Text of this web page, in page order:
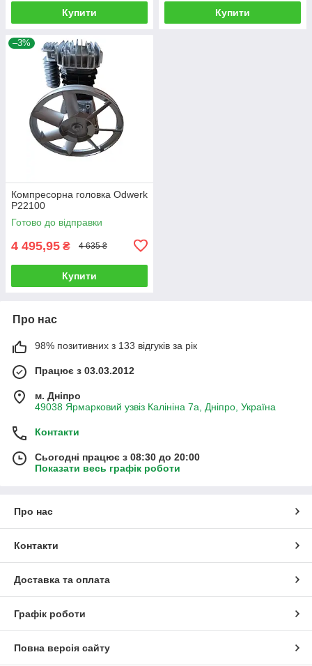
Купити Купити
–3%
Компресорна головка Odwerk
P22100
Готово до відправки
4 495,95 ₴ 4 635 ₴
Купити
Про нас
98% позитивних з 133 відгуків за рік
Працює з 03.03.2012
м. Дніпро
49038 Ярмарковий узвіз Калініна 7а, Дніпро, Україна
Контакти
Сьогодні працює з 08:30 до 20:00
Показати весь графік роботи
Про нас
Контакти
Доставка та оплата
Графік роботи
Повна версія сайту